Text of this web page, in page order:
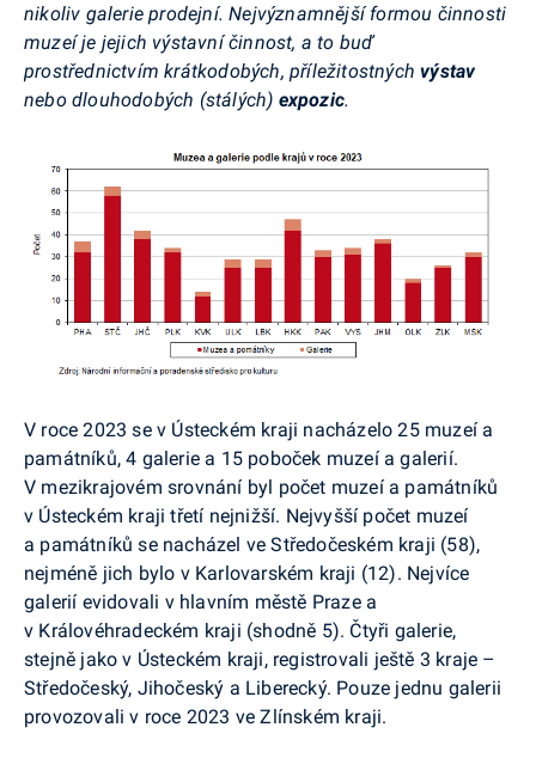
nikoliv galerie prodejní. Nejvýznamnější formou činnosti
muzeí je jejich výstavní činnost, a to buď
prostřednictvím krátkodobých, příležitostnýchvýstav
nebo dlouhodobých (stálých) expozic.
V roce 2023 se v Ústeckém kraji nacházelo 25 muzeí a
památníků, 4 galerie a 15 poboček muzeí a galerií.
V mezikrajovém srovnání byl počet muzeí a památníků
v Ústeckém kraji třetí nejnižší. Nejvyšší počet muzeí
a památníků se nacházel ve Středočeském kraji (58),
nejméně jich bylo v Karlovarském kraji (12). Nejvíce
galerií evidovali v hlavním městě Praze a
v Královéhradeckém kraji (shodně 5). Čtyři galerie,
stejně jako v Ústeckém kraji, registrovali ještě 3 kraje –
Středočeský, Jihočeský a Liberecký. Pouze jednu galerii
provozovali v roce 2023 ve Zlínském kraji.